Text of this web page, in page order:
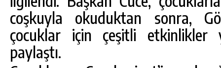
coşkuyla okuduktan sonra,
çocuklar için çeşitli etkinlikler
paylaştı.
GÜNLÜK HABER AKIŞI